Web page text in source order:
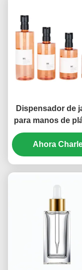
Dispensador de
para manos de
espumoso de
400 ml botella de
de PET
Ahora